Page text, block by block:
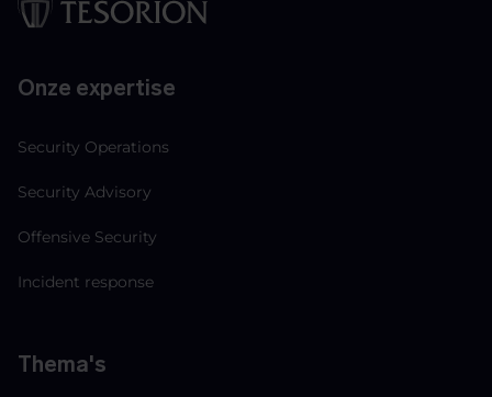
Onze expertise
Security Operations
Security Advisory
Offensive Security
Incident response
Thema's